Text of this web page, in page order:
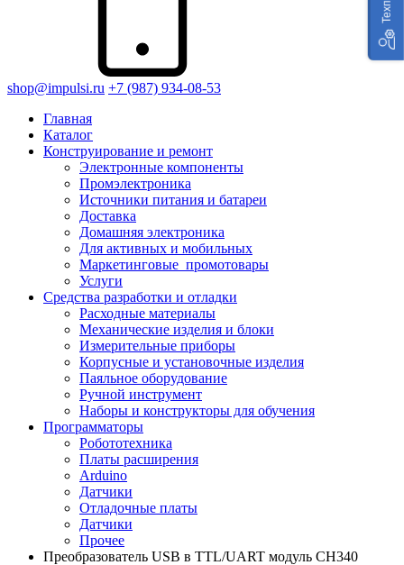
shop@impulsi.ru +7 (987) 934-08-53
Главная
Каталог
Конструирование и ремонт
Электронные компоненты
Промэлектроника
Источники питания и батареи
Доставка
Домашняя электроника
Для активных и мобильных
Маркетинговые_промотовары
Услуги
Средства разработки и отладки
Расходные материалы
Механические изделия и блоки
Измерительные приборы
Корпусные и установочные изделия
Паяльное оборудование
Ручной инструмент
Наборы и конструкторы для обучения
Программаторы
Робототехника
Платы расширения
Arduino
Датчики
Отладочные платы
Датчики
Прочее
Преобразователь USB в TTL/UART модуль CH340